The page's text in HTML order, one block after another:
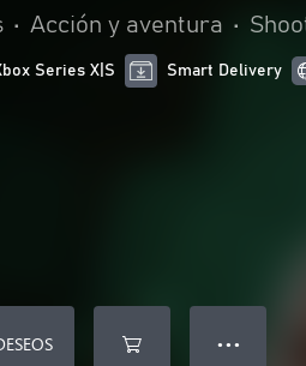
• Acción y aventura •
Series X|S Smart Delivery
● ● ●